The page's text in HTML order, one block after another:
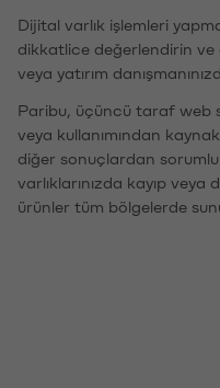
Dijital varlık işlemleri
dikkatlice değerlendirin
veya yatırım
Paribu, üçüncü taraf web
veya kullanımından
diğer sonuçlardan sorumlu
varlıklarınızda kayıp
ürünler tüm bölgelerde